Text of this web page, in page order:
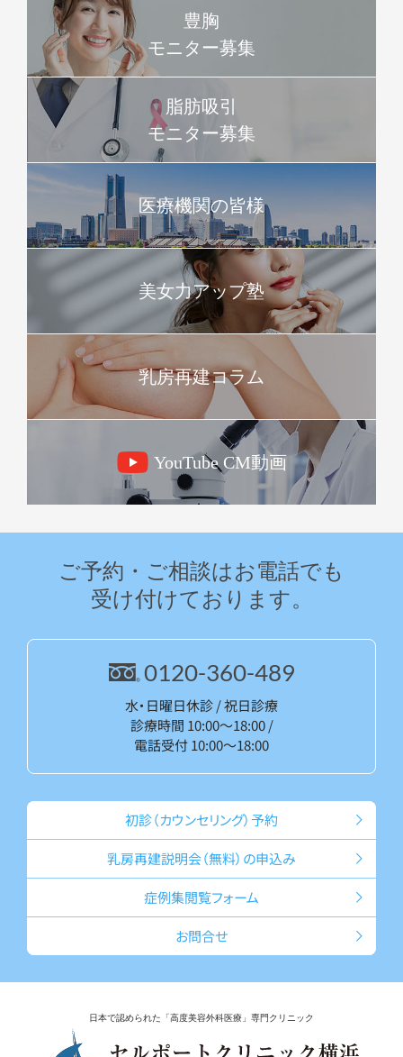
豊胸
モニター募集
脂肪吸引
モニター募集
医療機関の皆様
美女力アップ塾
乳房再建コラム
YouTube CM動画
ご予約・ご相談はお電話でも
受け付けております。
0120-360-489
水・日曜日休診 / 祝日診療
診療時間 10:00～18:00 /
電話受付 10:00～18:00
初診（カウンセリング）予約
乳房再建説明会（無料）の申込み
症例集閲覧フォーム
お問合せ
日本で認められた「高度美容外科医療」専門クリニック